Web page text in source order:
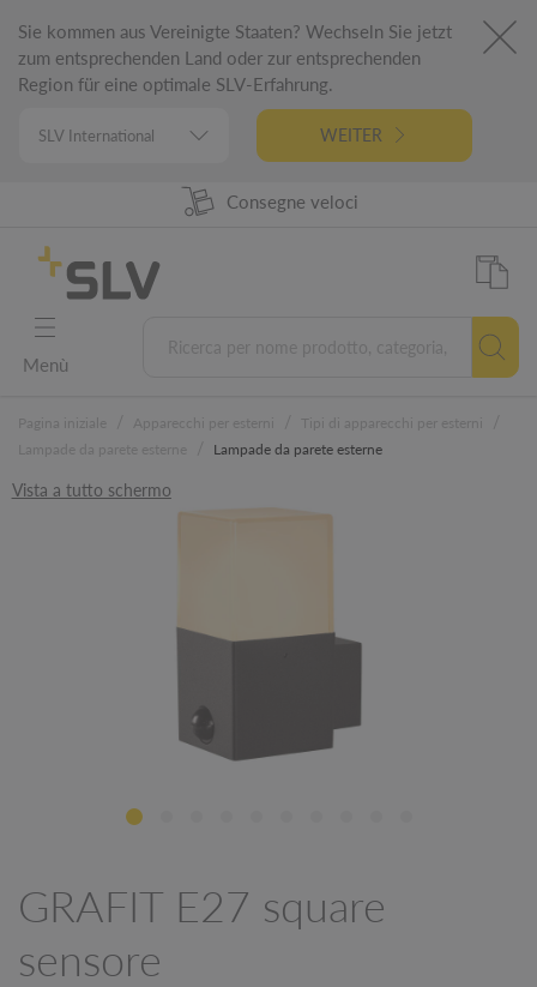
Sie kommen aus Vereinigte Staaten? Wechseln Sie jetzt
zum entsprechenden Land oder zur entsprechenden
Region für eine optimale SLV-Erfahrung.
WEITER
98% Disponibilità prodotti
Consegne veloci
5 Anni di garanzia
Progettato in Germania
Menù
Lampade da parete esterne
Vista a tutto schermo
GRAFIT E27 square
sensore